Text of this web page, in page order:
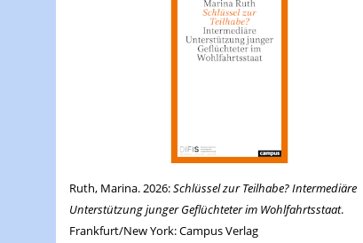
Ruth, Marina. 2026:Schlüssel zur Teilhabe? Intermediäre
Unterstützung junger Geflüchteter im Wohlfahrtsstaat.
Frankfurt/New York: Campus Verlag